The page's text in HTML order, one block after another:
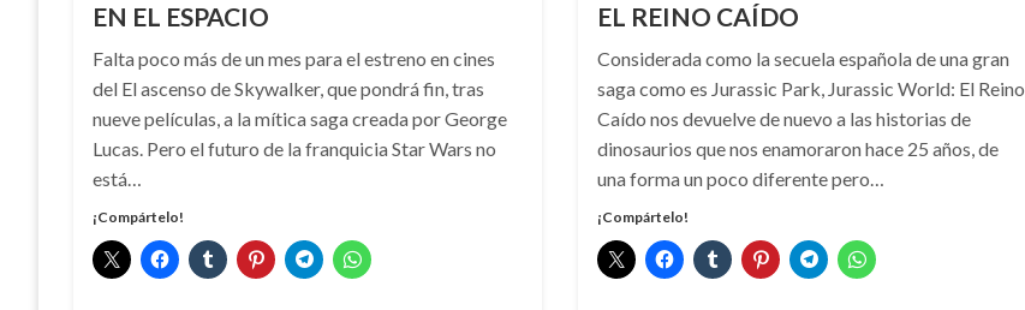
EN EL ESPACIO
Falta poco más de un mes para el estreno en cines
del El ascenso de Skywalker, que pondrá fin, tras
nueve películas, a la mítica saga creada por George
Lucas. Pero el futuro de la franquicia Star Wars no
está…
¡Compártelo!
EL REINO CAÍDO
Considerada como la secuela española de una gran
saga como es Jurassic Park, Jurassic World: El Reino
Caído nos devuelve de nuevo a las historias de
dinosaurios que nos enamoraron hace 25 años, de
una forma un poco diferente pero…
¡Compártelo!